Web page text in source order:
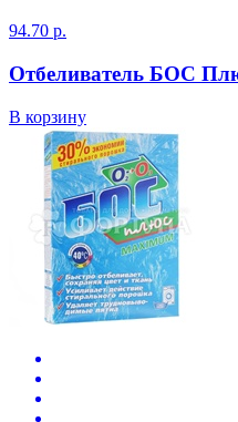
94.70 р.
Отбеливатель БОС
В корзину